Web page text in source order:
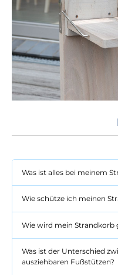
Was ist alles bei meinem
Wie schütze ich meinen
Wie wird mein Strandkorb
Was ist der Unterschied
ausziehbaren Fußstützen?